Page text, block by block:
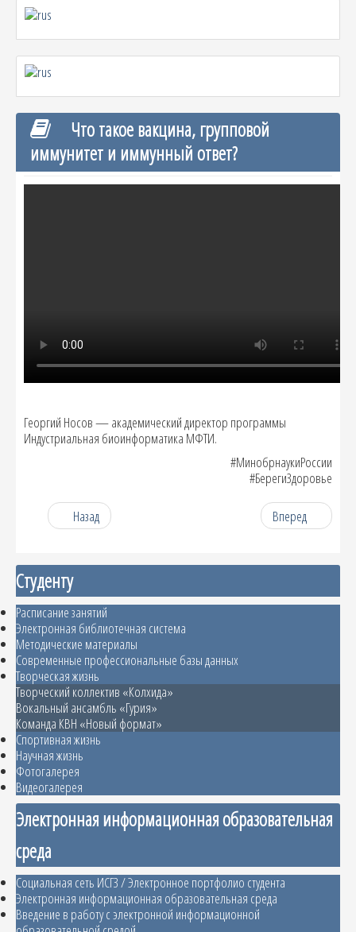
Что такое вакцина, групповой
иммунитет и иммунный ответ?
Георгий Носов — академический директор программы
Индустриальная биоинформатика МФТИ.
#МинобрнаукиРоссии
#БерегиЗдоровье
Назад Вперед
Студенту
Расписание занятий
Электронная библиотечная система
Методические материалы
Современные профессиональные базы данных
Творческая жизнь
Творческий коллектив «Колхида»
Вокальный ансамбль «Гурия»
Команда КВН «Новый формат»
Спортивная жизнь
Научная жизнь
Фотогалерея
Видеогалерея
Электронная информационная образовательная
среда
Социальная сеть ИСГЗ / Электронное портфолио студента
Электронная информационная образовательная среда
Введение в работу с электронной информационной